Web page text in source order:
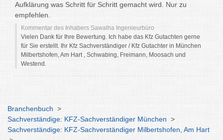
Aufklärung was Schritt für Schritt gemacht wird. Nur zu
empfehlen.
Kommentar des Inhabers Sawalha Ingenieurbüro
Vielen Dank für Ihre Bewertung. Ich habe das Kfz Gutachten gerne
für Sie erstellt. Ihr Kfz Sachverständiger / Kfz Gutachter in München
Milbertshofen, Am Hart , Schwabing, Freimann, Moosach und
Westend.
Branchenbuch >
Sachverständige: KFZ-Sachverständiger München >
Sachverständige: KFZ-Sachverständiger Milbertshofen, Am Hart